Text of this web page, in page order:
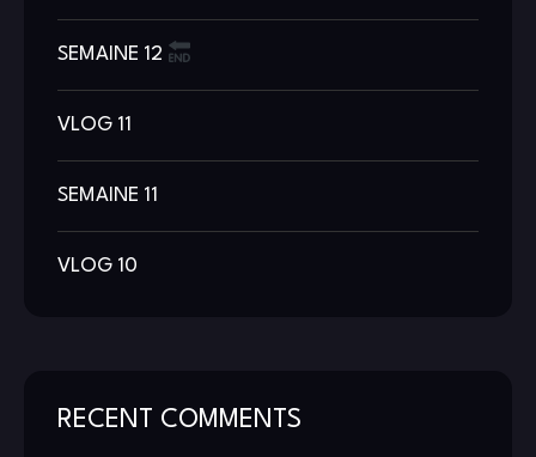
SEMAINE 12
VLOG 11
SEMAINE 11
VLOG 10
RECENT COMMENTS